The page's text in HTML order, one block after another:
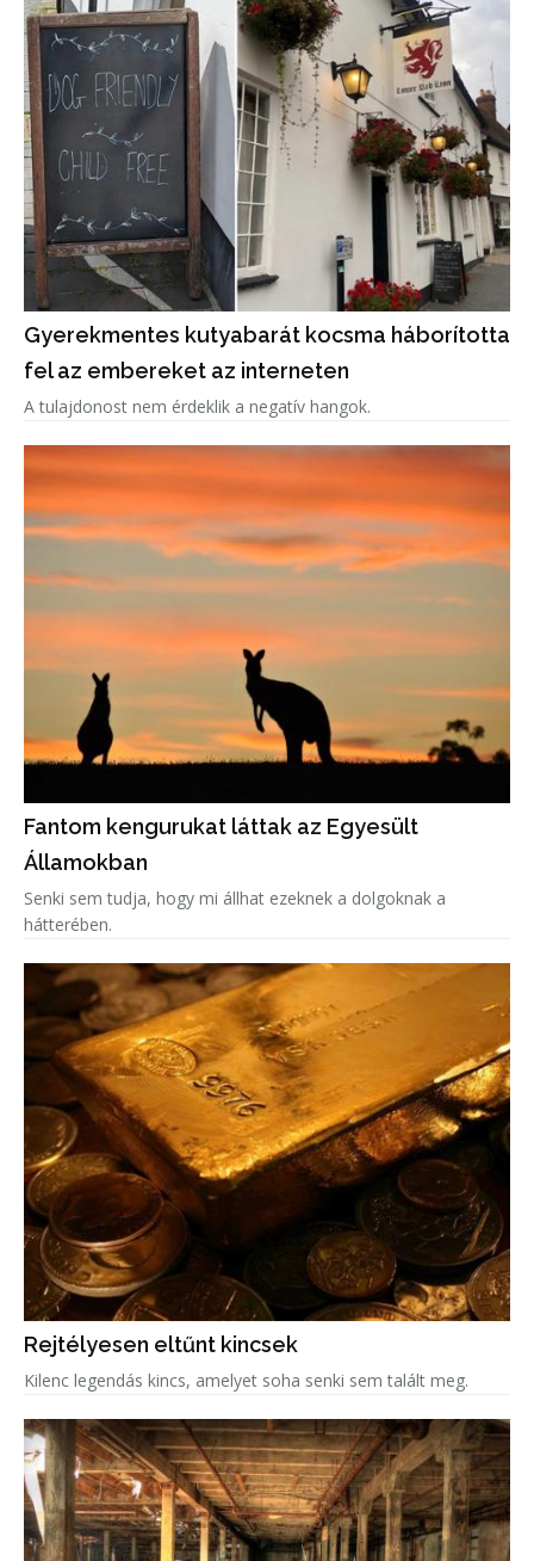
Gyerekmentes kutyabarát kocsma háborította
fel az embereket az interneten
A tulajdonost nem érdeklik a negatív hangok.
Fantom kengurukat láttak az Egyesült
Államokban
Senki sem tudja, hogy mi állhat ezeknek a dolgoknak a
hátterében.
Rejtélyesen eltűnt kincsek
Kilenc legendás kincs, amelyet soha senki sem talált meg.